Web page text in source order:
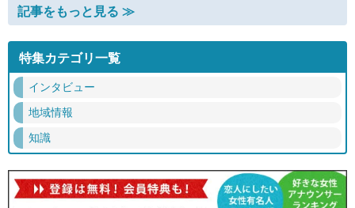
記事をもっと見る ≫
特集カテゴリ一覧
インタビュー
地域情報
知識